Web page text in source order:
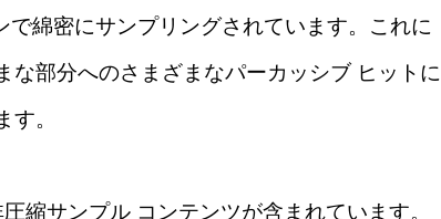
綿密にサンプリングされています。これに
部分へのさまざまなパーカッシブ ヒットに
。
サンプル コンテンツが含まれています。